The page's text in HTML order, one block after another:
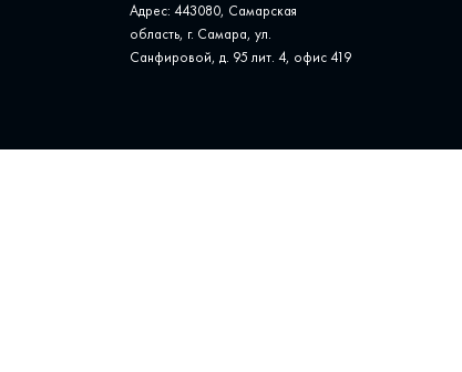
Адрес: 443080, Самарская
область, г. Самара, ул. ​
Санфировой, д. 95 лит. 4, офис ​419